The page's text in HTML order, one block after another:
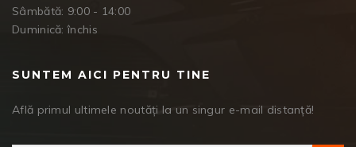
Sâmbătă: 9:00 - 14:00
Duminică: închis
SUNTEM AICI PENTRU TINE
Află primul ultimele noutăți la un singur e-mail distanță!